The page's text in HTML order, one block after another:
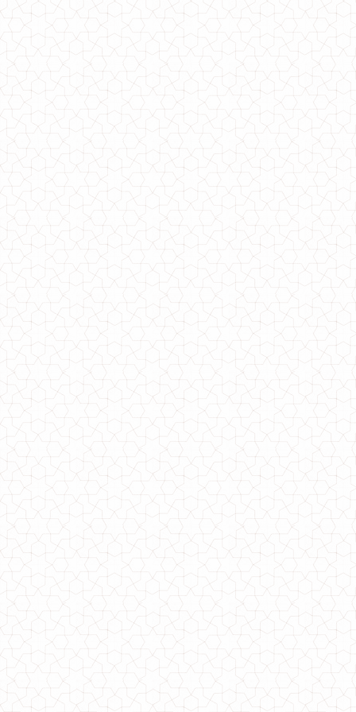
Спортивний модний жіночий костюм великого розміру
930.00грн.
Спортивний модний жіночий костюм "Sporty"
Жіночий модний спортивний костюм з лосінами і кофтою на замку
970.00грн.
Жіночий модний костюм великого розміру "Urban"
860.00грн.